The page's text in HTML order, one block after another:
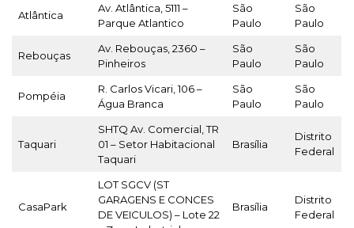
Atlântica
Av. Atlântica, 5111 –
Parque Atlantico
São
Paulo
São
Paulo
Rebouças
Av. Rebouças, 2360 –
Pinheiros
São
Paulo
São
Paulo
Pompéia
R. Carlos Vicari, 106 –
Água Branca
São
Paulo
São
Paulo
Taquari
SHTQ Av. Comercial, TR
01 – Setor Habitacional
Taquari
Brasília
Distrito
Federal
CasaPark
LOT SGCV (ST
GARAGENS E CONCES
DE VEICULOS) – Lote 22
Brasília
Distrito
Federal